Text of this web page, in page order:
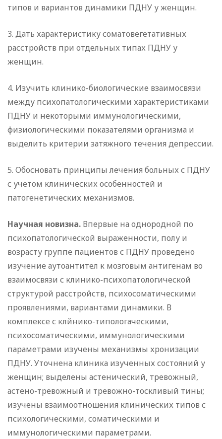
типов и вариантов динамики ПДНУ у женщин.
3. Дать характеристику соматовегетативных
расстройств при отдельных типах ПДНУ у
женщин.
4. Изучить клинико-биологические взаимосвязи
между психопатологическими характеристиками
ПДНУ и некоторыми иммунологическими,
физиологическими показателями организма и
выделить критерии затяжного течения депрессии.
5. Обосновать принципы лечения больных с ПДНУ
с учетом клинических особенностей и
патогенетических механизмов.
Научная новизна. Впервые на однородной по
психопатологической выраженности, полу и
возрасту группе пациентов с ПДНУ проведено
изучение аутоантител к мозговым антигенам во
взаимосвязи с клинико-психопатологической
структурой расстройств, психосоматическими
проявлениями, вариантами динамики. В
комплексе с клйнико-типологаческими,
психосоматическими, иммунологическими
параметрами изучены механизмы хронизации
ПДНУ. Уточнена клиника изученных состояний у
женщин; выделены астенический, тревожный,
астено-тревожный и тревожно-тоскливый тины;
изучены взаимоотношения клинических типов с
психологическими, соматическими и
иммунологическими параметрами.